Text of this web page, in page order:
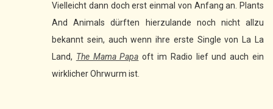
Vielleicht dann doch erst einmal von Anfang an. Plants
And Animals dürften hierzulande noch nicht allzu
bekannt sein, auch wenn ihre erste Single von La La
Land, The Mama Papa oft im Radio lief und auch ein
wirklicher Ohrwurm ist.